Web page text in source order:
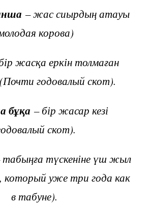
– жас сиырдың атауы
корова)
жасқа еркін толмаған
годовалый скот).
бұқа – бір жасар кезі
скот).
табыңға түскеніне үш жыл
который уже три года как
в табуне).